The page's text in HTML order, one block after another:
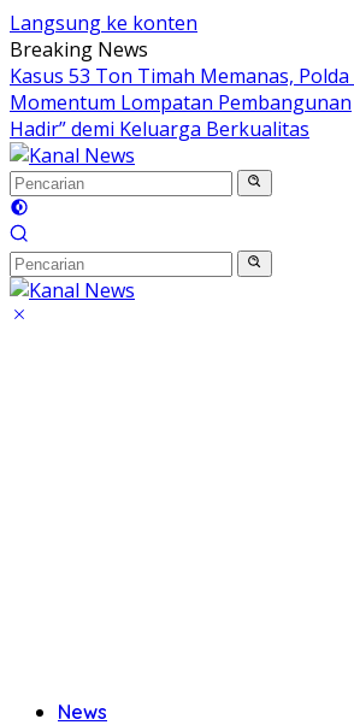
Langsung ke konten
Breaking News
Kasus 53 Ton Timah Memanas,
Momentum Lompatan Pembangunan
Hadir” demi Keluarga Berkualitas
News